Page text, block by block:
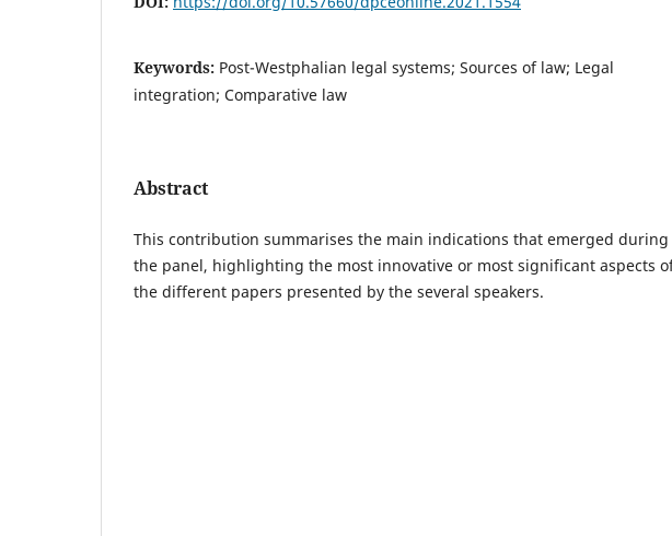
Keywords: Post-Westphalian legal systems; Sources of law; Legal
integration; Comparative law
Abstract
This contribution summarises the main indications that emerged during
the panel, highlighting the most innovative or most significant aspects
the different papers presented by the several speakers.